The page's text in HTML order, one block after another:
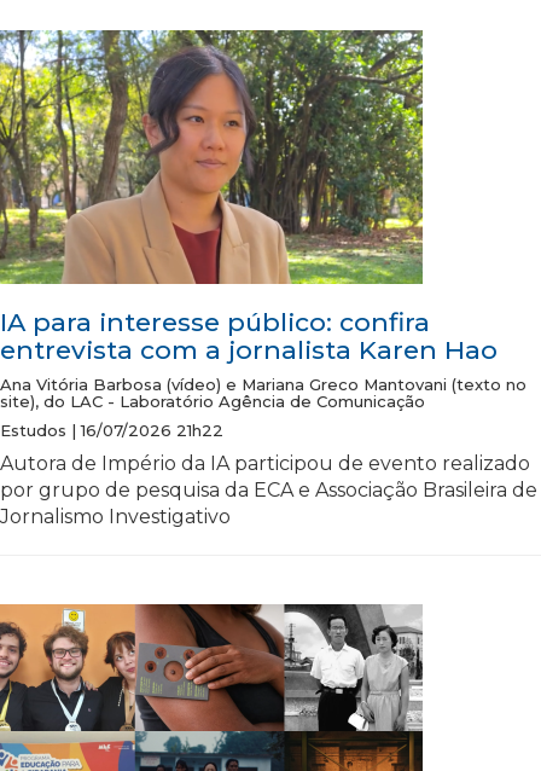
IA para interesse público: confira
entrevista com a jornalista Karen Hao
Ana Vitória Barbosa (vídeo) e Mariana Greco Mantovani (texto no
site), do LAC - Laboratório Agência de Comunicação
Estudos | 16/07/2026 21h22
Autora de Império da IA participou de evento realizado
por grupo de pesquisa da ECA e Associação Brasileira de
Jornalismo Investigativo